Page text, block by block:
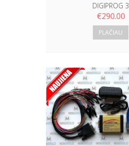
DIGIPROG 3
€290.00
PLAČIAU